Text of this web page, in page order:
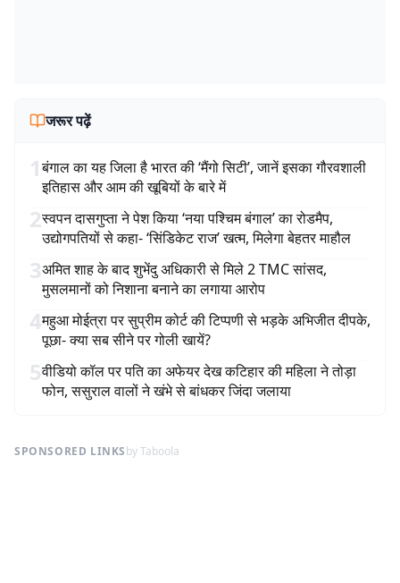
जरूर पढ़ें
1बंगाल का यह जिला है भारत की ‘मैंगो सिटी’, जानें इसका गौरवशाली
इतिहास और आम की खूबियों के बारे में
2स्वपन दासगुप्ता ने पेश किया ‘नया पश्चिम बंगाल’ का रोडमैप,
उद्योगपतियों से कहा- ‘सिंडिकेट राज’ खत्म, मिलेगा बेहतर माहौल
3अमित शाह के बाद शुभेंदु अधिकारी से मिले 2 TMC सांसद,
मुसलमानों को निशाना बनाने का लगाया आरोप
4महुआ मोईत्रा पर सुप्रीम कोर्ट की टिप्पणी से भड़के अभिजीत दीपके,
पूछा- क्या सब सीने पर गोली खायें?
5वीडियो कॉल पर पति का अफेयर देख कटिहार की महिला ने तोड़ा
फोन, ससुराल वालों ने खंभे से बांधकर जिंदा जलाया
SPONSORED LINKSby Taboola